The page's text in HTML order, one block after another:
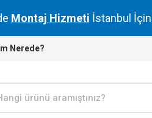
Montaj Hizmeti İstanbul
Nerede?